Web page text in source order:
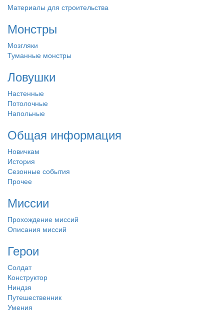
Материалы для строительства
Монстры
Мозгляки
Туманные монстры
Ловушки
Настенные
Потолочные
Напольные
Общая информация
Новичкам
История
Сезонные события
Прочее
Миссии
Прохождение миссий
Описания миссий
Герои
Солдат
Конструктор
Ниндзя
Путешественник
Умения